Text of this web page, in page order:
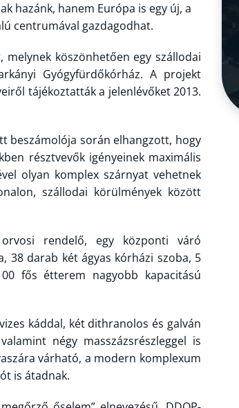
hazánk, hanem Európa is egy új, a
centrumával gazdagodhat.
köszönhetően egy szállodai
Gyógyfürdőkórház. A projekt
tájékoztatták a jelenlévőket 2013.
beszámolója során elhangzott, hogy
résztvevők igényeinek maximális
olyan komplex szárnyat vehetnek
szállodai körülmények között
rendelő, egy központi váró
38 darab két ágyas kórházi szoba, 5
fős étterem nagyobb kapacitású
káddal, két dithranolos és galván
négy masszázsrészleggel is
várható, a modern komplexum
is átadnak.